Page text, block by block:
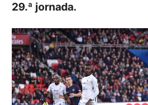
29.ª jornada.